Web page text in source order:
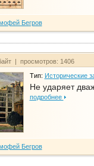
Бегров
| просмотров: 1406
Тип: Исторические
Не ударяет
подробнее
Бегров